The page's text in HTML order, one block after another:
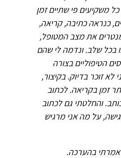
משקיעים פי שתיים זמן
כנראה כתיבה, קריאה,
את מצב המטופל,
בכל שלב. ונדמה לי שהם
הטיפוליים בצורה
לא זוכר בדיוק. בקיצור,
זמן בקריאה. לכתוב
והחלטתי גם לכתוב
על מה אני מרגיש
אמרתי בהערכה.